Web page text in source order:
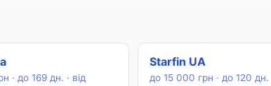
· до 169 дн. · від
Starfin UA
до 15 000 грн · до 120